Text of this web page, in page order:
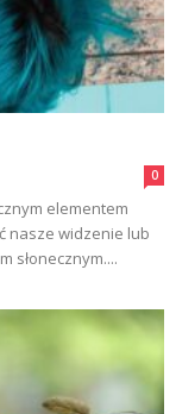
0
elementem
nasze widzenie lub
słonecznym....